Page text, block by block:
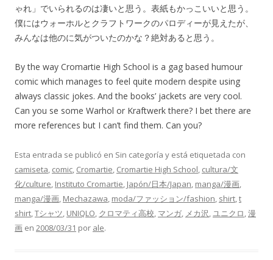
ゃれ」でいられるのは凄いと思う。表紙もかっこいいと思う。
僕にはウォーホルとクラフトワークのパロディーが見えたが、
みんなは他のに気がついたのかな？絶対あると思う。
By the way Cromartie High School is a gag based humour
comic which manages to feel quite modern despite using
always classic jokes. And the books’ jackets are very cool.
Can you se some Warhol or Kraftwerk there? I bet there are
more references but I can’t find them. Can you?
Esta entrada se publicó en Sin categoría y está etiquetada con
camiseta, comic, Cromartie, Cromartie High School, cultura/文
化/culture, Instituto Cromartie, Japón/日本/Japan, manga/漫画,
manga/漫画, Mechazawa, moda/ファッション/fashion, shirt,t
shirt,Tシャツ, UNIQLO, クロマティ高校, マンガ, メカ沢,ユニクロ,漫
画 en 2008/03/31 por ale.